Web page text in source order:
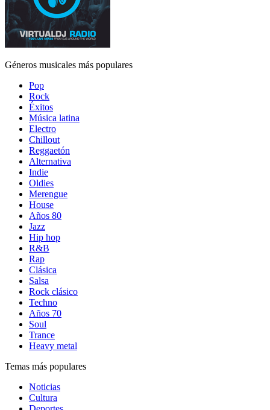
Géneros musicales más populares
Pop
Rock
Éxitos
Música latina
Electro
Chillout
Reggaetón
Alternativa
Indie
Oldies
Merengue
House
Años 80
Jazz
Hip hop
R&B
Rap
Clásica
Salsa
Rock clásico
Techno
Años 70
Soul
Trance
Heavy metal
Temas más populares
Noticias
Cultura